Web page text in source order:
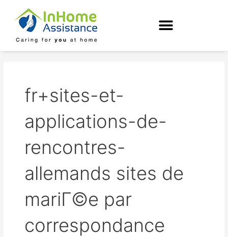
content
fr+sites-et-
applications-de-
rencontres-
allemands sites de
mariГ©e par
correspondance